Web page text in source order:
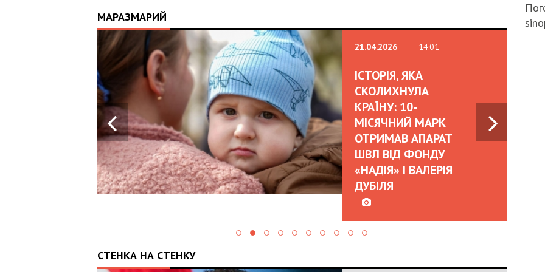
МАРАЗМАРИЙ
21.04.2026 14:01
ІСТОРІЯ, ЯКА
СКОЛИХНУЛА
КРАЇНУ: 10-
МІСЯЧНИЙ МАРК
ОТРИМАВ АПАРАТ
ШВЛ ВІД ФОНДУ
«НАДІЯ» І ВАЛЕРІЯ
ДУБІЛЯ
СТЕНКА НА СТЕНКУ